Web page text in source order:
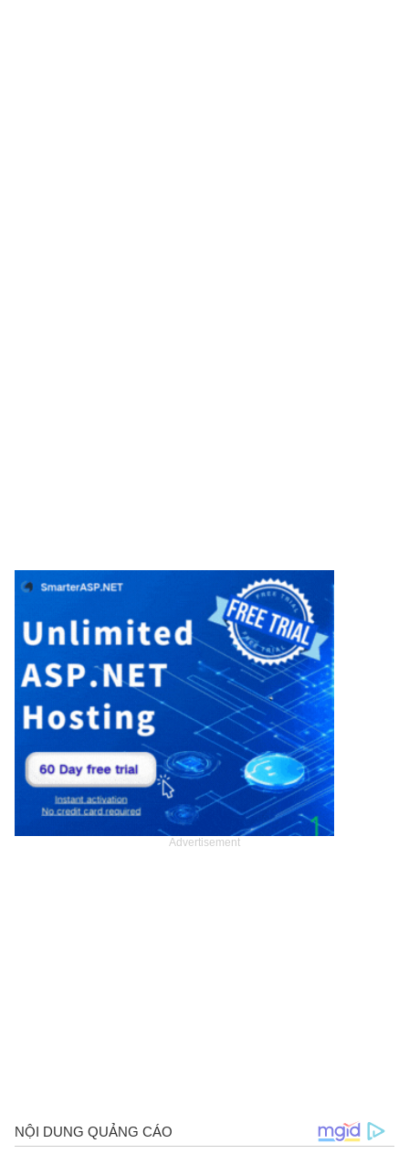
Advertisement